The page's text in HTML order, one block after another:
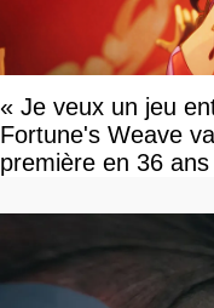
« Je veux un jeu
Fortune's Weave
première en 36